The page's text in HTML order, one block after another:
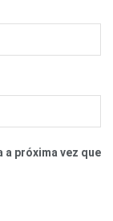
a próxima vez que